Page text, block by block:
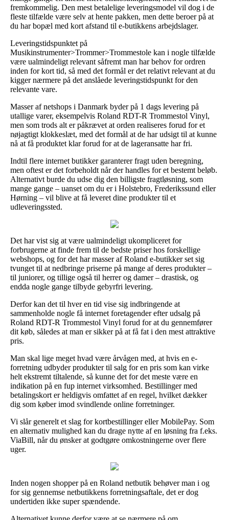
fremkommelig. Den mest betalelige leveringsmodel vil dog i de
fleste tilfælde være selv at hente pakken, men dette beroer på at
du har bopæl med kort afstand til e-butikkens arbejdslager.
Leveringstidspunktet på
Musikinstrumenter>Trommer>Trommestole kan i nogle tilfælde
være ualmindeligt relevant såfremt man har behov for ordren
inden for kort tid, så med det formål er det relativt relevant at du
kigger nærmere på det anslåede leveringstidspunkt for den
relevante vare.
Masser af netshops i Danmark byder på 1 dags levering på
utallige varer, eksempelvis Roland RDT-R Trommestol Vinyl,
men som trods alt er påkrævet at orden realiseres forud for et
nøjagtigt klokkeslæt, med det formål at de har udsigt til at kunne
nå at få produktet klar forud for at de lageransatte har fri.
Indtil flere internet butikker garanterer fragt uden beregning,
men oftest er det forbeholdt når der handles for et bestemt beløb.
Alternativt burde du udse dig den billigste fragtløsning, som
mange gange – uanset om du er i Holstebro, Frederikssund eller
Hørning – vil blive at få leveret dine produkter til et
udleveringssted.
Det har vist sig at være ualmindeligt ukompliceret for
forbrugerne at finde frem til de bedste priser hos forskellige
webshops, og for det har masser af Roland e-butikker set sig
tvunget til at nedbringe priserne på mange af deres produkter –
til juniorer, og tillige også til herrer og damer – drastisk, og
endda nogle gange tilbyde gebyrfri levering.
Derfor kan det til hver en tid vise sig indbringende at
sammenholde nogle få internet foretagender efter udsalg på
Roland RDT-R Trommestol Vinyl forud for at du gennemfører
dit køb, således at man er sikker på at få fat i den mest attraktive
pris.
Man skal lige meget hvad være årvågen med, at hvis en e-
forretning udbyder produkter til salg for en pris som kan virke
helt ekstremt tiltalende, så kunne det for det meste være en
indikation på en fup internet virksomhed. Bestillinger med
betalingskort er heldigvis omfattet af en regel, hvilket dækker
dig som køber imod svindlende online forretninger.
Vi slår generelt et slag for kortbestillinger eller MobilePay. Som
en alternativ mulighed kan du drage nytte af en løsning fra f.eks.
ViaBill, når du ønsker at godtgøre omkostningerne over flere
uger.
Inden nogen shopper på en Roland netbutik behøver man i og
for sig gennemse netbutikkens forretningsaftale, det er dog
undertiden ikke super spændende.